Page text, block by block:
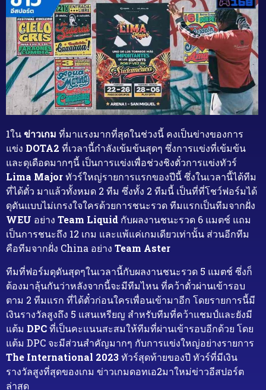
1ในข่าวเกม ที่มาแรงมากที่สุดในช่วงนี้ คงเป็นข่างของการ
แข่ง DOTA2 ที่เวลานี้กำลังเข้มข้นสุดๆ ซึ่งการแข่งที่เข้มข้น
และดุเดือดมากๆนี้ เป็นการแข่งเพื่อช่วงชิงตั๋วการแข่งทัวร์
Lima Majorทัวร์ใหญ่รายการแรกของปีนี้ ซึ่งในเวลานี้ได้ทีม
ที่ได้ตั๋ว มาแล้วทั้งหมด 2 ทีม ซึ่งทั้ง 2 ทีมนี้ เป็นที่ที่โชว์ฟอร์มได้
ดุดันแบบไม่เกรงใจใครด้วยการชนะรวด ทีมแรกเป็นทีมจากฝั่ง
WEU อย่าง Team Liquid กับผลงานชนะรวด 6 แมตช์ แถม
เป็นการชนะถึง 12 เกม และแพ้แค่เกมเดียวเท่านั้น ส่วนอีกทีม
คือทีมจากฝั่ง China อย่าง Team Aster
ทีมที่ฟอร์มดุดันสุดๆในเวลานี้กับผลงานชนะรวด 5 แมตช์ ซึ่งก็
ต้องมาลุ้นกันว่าหลังจากนี้จะมีทีมไหน ที่คว้าตั๋วผ่านเข้ารอบ
ตาม 2 ทีมแรก ที่ได้ตั๋วก่อนใครเพื่อนเข้ามาอีก โดยรายการนี้มี
เงินรางวัลสูงถึง 5 แสนเหรียญ สำหรับทีมที่คว้าแชมป์และยังมี
แต้ม DPCที่เป็นคะแนนสะสมให้ทีมที่ผ่านเข้ารอบอีกด้วย โดย
แต้ม DPC จะมีส่วนสำคัญมากๆ กับการแข่งใหญ่อย่างรายการ
The International 2023ทัวร์สุดท้ายของปี ทัวร์ที่มีเงิน
รางวัลสูงที่สุดของเกม ข่าวเกมดอทเอ2มาใหม่ข่าวอีสปอร์ต
ล่าสุด